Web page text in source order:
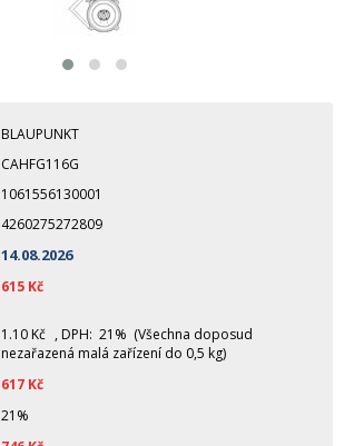
BLAUPUNKT
CAHFG116G
1061556130001
4260275272809
14.08.2026
615 Kč
1.10 Kč , DPH: 21% (Všechna doposud
nezařazená malá zařízení do 0,5 kg)
617 Kč
21%